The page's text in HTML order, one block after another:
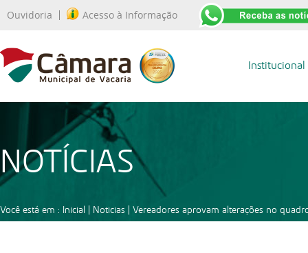
Ouvidoria Acesso à Informação
Institucional
NOTÍCIAS
Você está em : Inicial Noticias Vereadores aprovam alterações no